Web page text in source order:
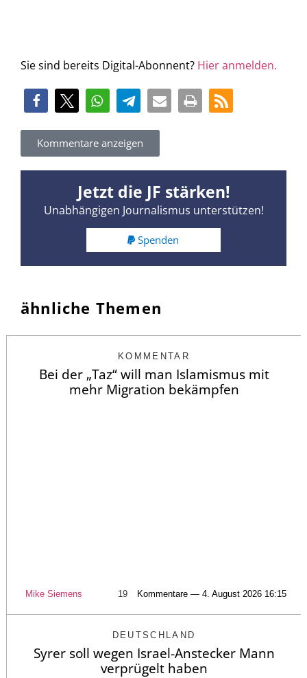
Sie sind bereits Digital-Abonnent? Hier anmelden.
Kommentare anzeigen
Jetzt die JF stärken!
Unabhängigen Journalismus unterstützen!
Spenden
ähnliche Themen
KOMMENTAR
Bei der „Taz“ will man Islamismus mit
mehr Migration bekämpfen
Mike Siemens 19 Kommentare — 4. August 2026 16:15
DEUTSCHLAND
Syrer soll wegen Israel-Anstecker Mann
verprügelt haben